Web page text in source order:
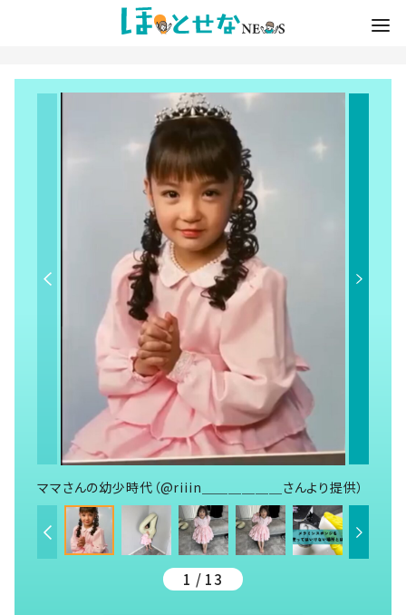
ママさんの幼少時代（@riiin＿＿＿＿＿＿さんより提供）
1 / 13